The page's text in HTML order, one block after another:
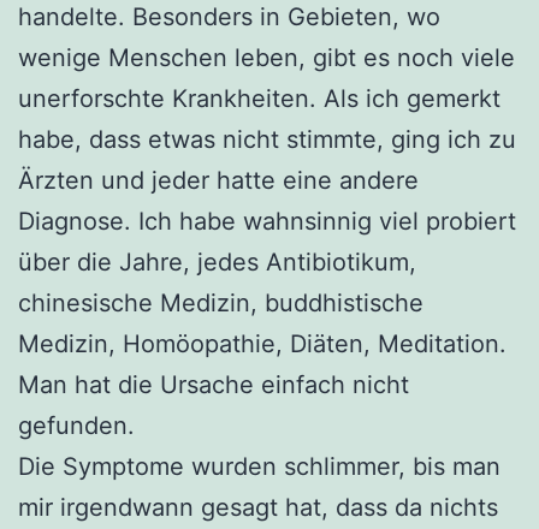
handelte. Besonders in Gebieten, wo
wenige Menschen leben, gibt es noch viele
unerforschte Krankheiten. Als ich gemerkt
habe, dass etwas nicht stimmte, ging ich zu
Ärzten und jeder hatte eine andere
Diagnose. Ich habe wahnsinnig viel probiert
über die Jahre, jedes Antibiotikum,
chinesische Medizin, buddhistische
Medizin, Homöopathie, Diäten, Meditation.
Man hat die Ursache einfach nicht
gefunden.
Die Symptome wurden schlimmer, bis man
mir irgendwann gesagt hat, dass da nichts